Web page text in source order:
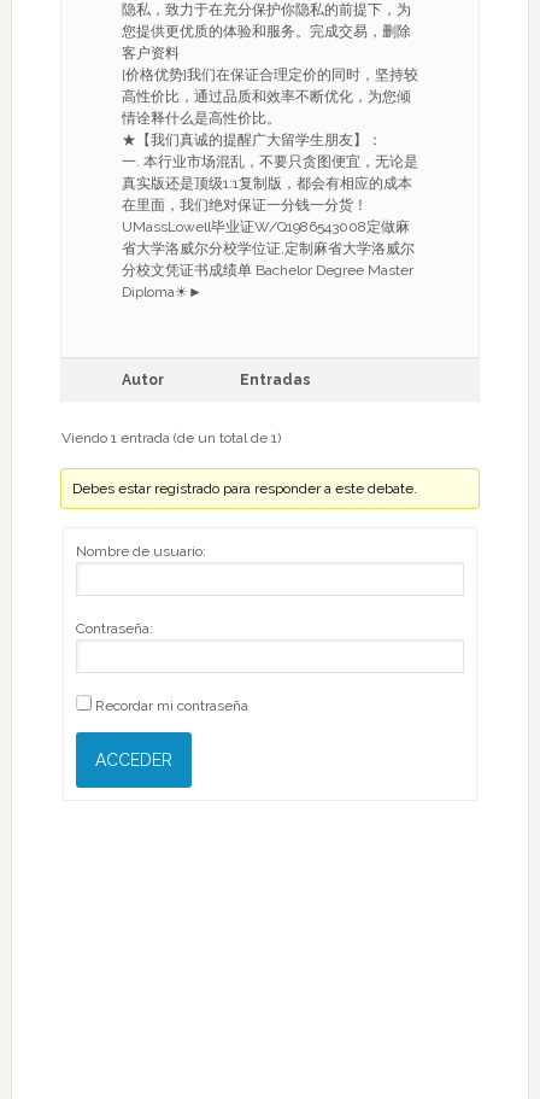
隐私，致力于在充分保护你隐私的前提下，为
您提供更优质的体验和服务。完成交易，删除
客户资料
[价格优势]我们在保证合理定价的同时，坚持较
高性价比，通过品质和效率不断优化，为您倾
情诠释什么是高性价比。
★【我们真诚的提醒广大留学生朋友】：
一. 本行业市场混乱，不要只贪图便宜，无论是
真实版还是顶级1:1复制版，都会有相应的成本
在里面，我们绝对保证一分钱一分货！
UMassLowell毕业证W/Q1986543008定做麻
省大学洛威尔分校学位证,定制麻省大学洛威尔
分校文凭证书成绩单 Bachelor Degree Master
Diploma☀►
Autor Entradas
Viendo 1 entrada (de un total de 1)
Debes estar registrado para responder a este debate.
Nombre de usuario:
Contraseña:
Recordar mi contraseña
ACCEDER